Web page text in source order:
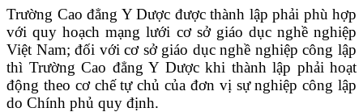
Trường Cao đẳng Y Dược được thành lập phải phù hợp
với quy hoạch mạng lưới cơ sở giáo dục nghề nghiệp
Việt Nam; đối với cơ sở giáo dục nghề nghiệp công lập
thì Trường Cao đẳng Y Dược khi thành lập phải hoạt
động theo cơ chế tự chủ của đơn vị sự nghiệp công lập
do Chính phủ quy định.